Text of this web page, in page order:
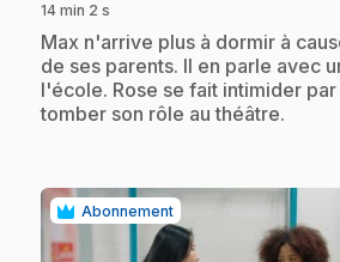
14 min 2 s
.Max n'arrive plus à dormir à
de ses parents. Il en parle avec
l'école. Rose se fait intimider par
tomber son rôle au théâtre.
Abonnement